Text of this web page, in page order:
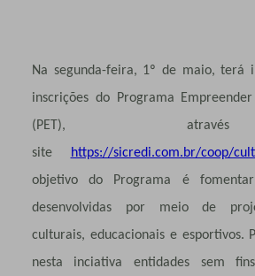
Na segunda-feira, 1º de maio, terá
inscrições do Programa
(PET),
site https://sicredi.com.br/coop/
objetivo do Programa é
desenvolvidas por meio de
culturais, educacionais e esportivos.
nesta inciativa entidades sem